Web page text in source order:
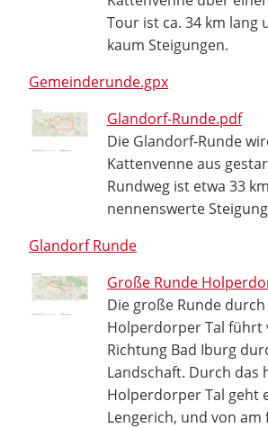
Tour ist ca. 34 km lang
kaum Steigungen.
Gemeinderunde.gpx
Glandorf-Runde.pdf
Die Glandorf-Runde
Kattenvenne aus
Rundweg ist etwa 33
nennenswerte
Glandorf Runde
Große Runde
Die große Runde durch
Holperdorper Tal führt
Richtung Bad Iburg
Landschaft. Durch das
Holperdorper Tal geht
Lengerich, und von am